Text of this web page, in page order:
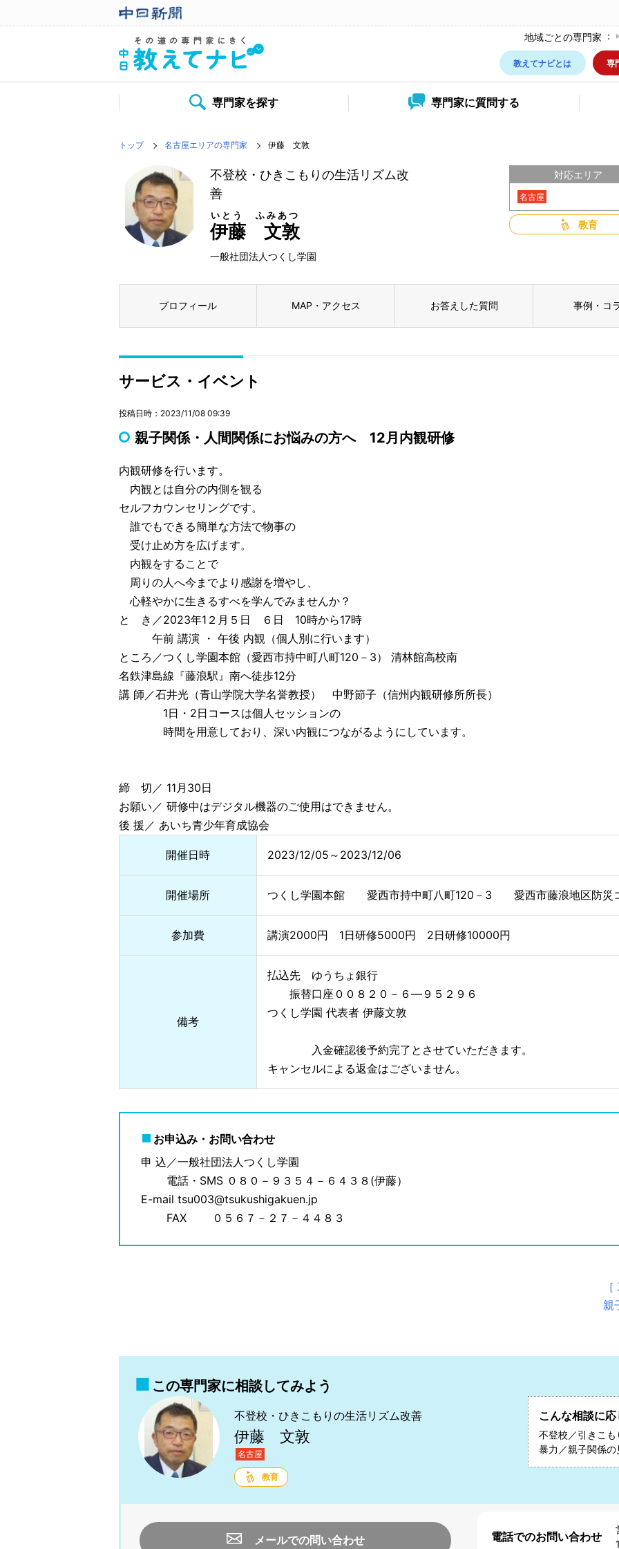
地域ごとの専門家
教えてナビとは 専
専門家を探す 専門家に質問する
トップ 名古屋エリアの専門家 伊藤 文敦
不登校・ひきこもりの生活リズム改
善
伊藤 文敦
いとう ふみあつ
一般社団法人つくし学園
対応エリア
名古屋
教育
プロフィール MAP・アクセス お答えした質問 事例・コ
サービス・イベント
投稿日時：2023/11/08 09:39
親子関係・人間関係にお悩みの方へ 12月内観研修
内観研修を行います。
内観とは自分の内側を観る
セルフカウンセリングです。
誰でもできる簡単な方法で物事の
受け止め方を広げます。
内観をすることで
周りの人へ今までより感謝を増やし、
心軽やかに生きるすべを学んでみませんか？
と き／2023年1２月５日 ６日 10時から17時
午前 講演 ・ 午後 内観（個人別に行います）
ところ／つくし学園本館（愛西市持中町八町120－3） 清林館高校南
名鉄津島線『藤浪駅』南へ徒歩12分
講 師／石井光（青山学院大学名誉教授） 中野節子（信州内観研修所所長）
1日・2日コースは個人セッションの
時間を用意しており、深い内観につながるようにしています。
締 切／ 11月30日
お願い／ 研修中はデジタル機器のご使用はできません。
後 援／ あいち青少年育成協会
開催日時 2023/12/05～2023/12/06
開催場所 つくし学園本館 愛西市持中町八町120－3 愛西市藤浪地区防災
参加費 講演2000円 1日研修5000円 2日研修10000円
備考
払込先 ゆうちょ銀行
振替口座００８２０－６―９５２９６
つくし学園 代表者 伊藤文敦
入金確認後予約完了とさせていただきます。
キャンセルによる返金はございません。
お申込み・お問い合わせ
申 込／一般社団法人つくし学園
電話・SMS ０８０－９３５４－６４３８(伊藤）
E-mail tsu003@tsukushigakuen.jp
FAX ０５６７－２７－４４８３
親
この専門家に相談してみよう
不登校・ひきこもりの生活リズム改善
伊藤 文敦
名古屋
教育
こんな相談に
不登校／引きこ
暴力／親子関係
メールでの問い合わせ 電話でのお問い合わせ